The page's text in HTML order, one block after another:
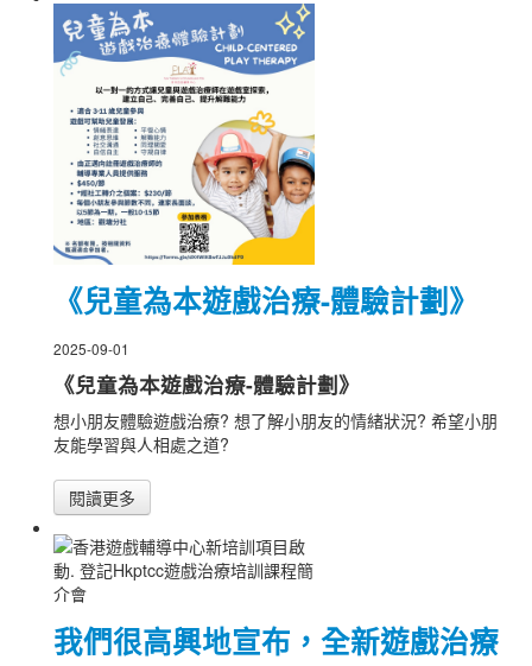
《兒童為本遊戲治療-體驗計劃》
2025-09-01
《兒童為本遊戲治療-體驗計劃》
想小朋友體驗遊戲治療? 想了解小朋友的情緒狀況? 希望小朋
友能學習與人相處之道?
閱讀更多
我們很高興地宣布，全新遊戲治療